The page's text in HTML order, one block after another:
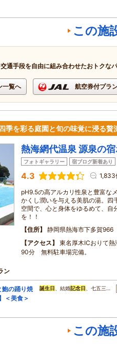
この施
通手段を自由に組み合わせたおトクな
一覧へ 航空券付プラ
季を彩る庭園と旬の味覚に浸る贅
熱海網代温泉 源泉の
フォトギャラリー 宿ブログ新着あり
4.3 1,833
pH9.5の高アルカリ性泉と豊富な
かくし潤いを与える美肌の湯。四
空間で、心と身体をゆるめて、自
を！！
住所
静岡県熱海市下多賀966
アクセス
東名厚木ICおりて
90分 無料駐車場完備。
ン
鮑の踊り焼
＜美食＞
誕生日 、結婚記念日 、七五三…
この施